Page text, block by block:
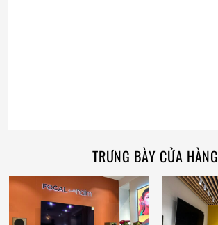
TRƯNG BÀY CỬA HÀNG